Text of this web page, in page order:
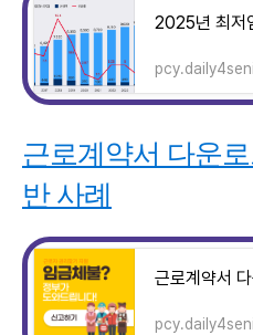
근로계약서 다운
반 사례